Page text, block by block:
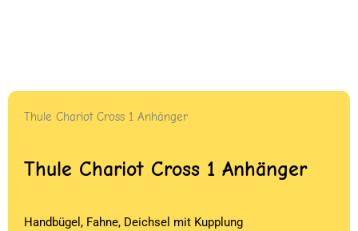
Thule Chariot Cross 1 Anhänger
Thule Chariot Cross 1 Anhänger
Handbügel, Fahne, Deichsel mit Kupplung